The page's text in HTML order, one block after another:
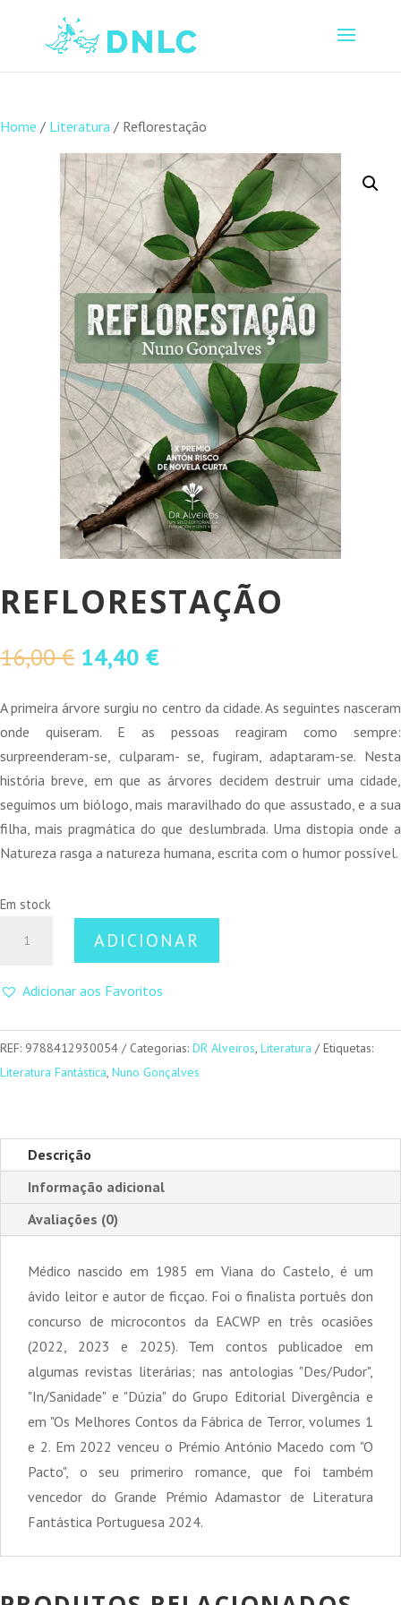
Home / Literatura / Reflorestação
REFLORESTAÇÃO
16,00€ O
original
era:
16,00 €.
14,40 €O
atual
é:
14,40 €.
A primeira árvore surgiu no centro da cidade. As seguintes nasceram
onde quiseram. E as pessoas reagiram como sempre:
surpreenderam-se, culparam- se, fugiram, adaptaram-se. Nesta
história breve, em que as árvores decidem destruir uma cidade,
seguimos um biólogo, mais maravilhado do que assustado, e a sua
filha, mais pragmática do que deslumbrada. Uma distopia onde a
Natureza rasga a natureza humana, escrita com o humor possível.
Em stock
ADICIONAR
Adicionar aos Favoritos
REF: 9788412930054 Categorias: DR Alveiros, Literatura
Etiquetas:
Literatura Fantástica, Nuno Gonçalves
Descrição
Informação adicional
Avaliações (0)
Médico nascido em 1985 em Viana do Castelo, é um
ávido leitor e autor de ficçao. Foi o finalista portuês don
concurso de microcontos da EACWP en três ocasiões
(2022, 2023 e 2025). Tem contos publicadoe em
algumas revistas literárias; nas antologias "Des/Pudor",
"In/Sanidade" e "Dúzia" do Grupo Editorial Divergência e
em "Os Melhores Contos da Fábrica de Terror, volumes 1
e 2. Em 2022 venceu o Prémio António Macedo com "O
Pacto", o seu primeriro romance, que foi também
vencedor do Grande Prémio Adamastor de Literatura
Fantástica Portuguesa 2024.